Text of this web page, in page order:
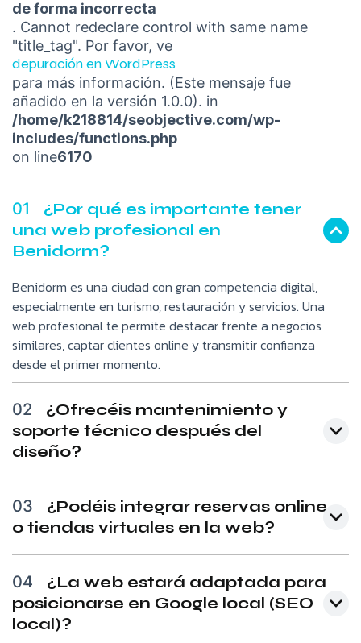
de forma incorrecta
. Cannot redeclare control with same name
"title_tag". Por favor, ve
depuración en WordPress
para más información. (Este mensaje fue
añadido en la versión 1.0.0). in
/home/k218814/seobjective.com/wp-
includes/functions.php
on line6170
01
¿Por qué es importante tener
una web profesional en
Benidorm?
Benidorm es una ciudad con gran competencia digital,
especialmente en turismo, restauración y servicios. Una
web profesional te permite destacar frente a negocios
similares, captar clientes online y transmitir confianza
desde el primer momento.
02
¿Ofrecéis mantenimiento y
soporte técnico después del
diseño?
03
¿Podéis integrar reservas online
o tiendas virtuales en la web?
04
¿La web estará adaptada para
posicionarse en Google local (SEO
local)?